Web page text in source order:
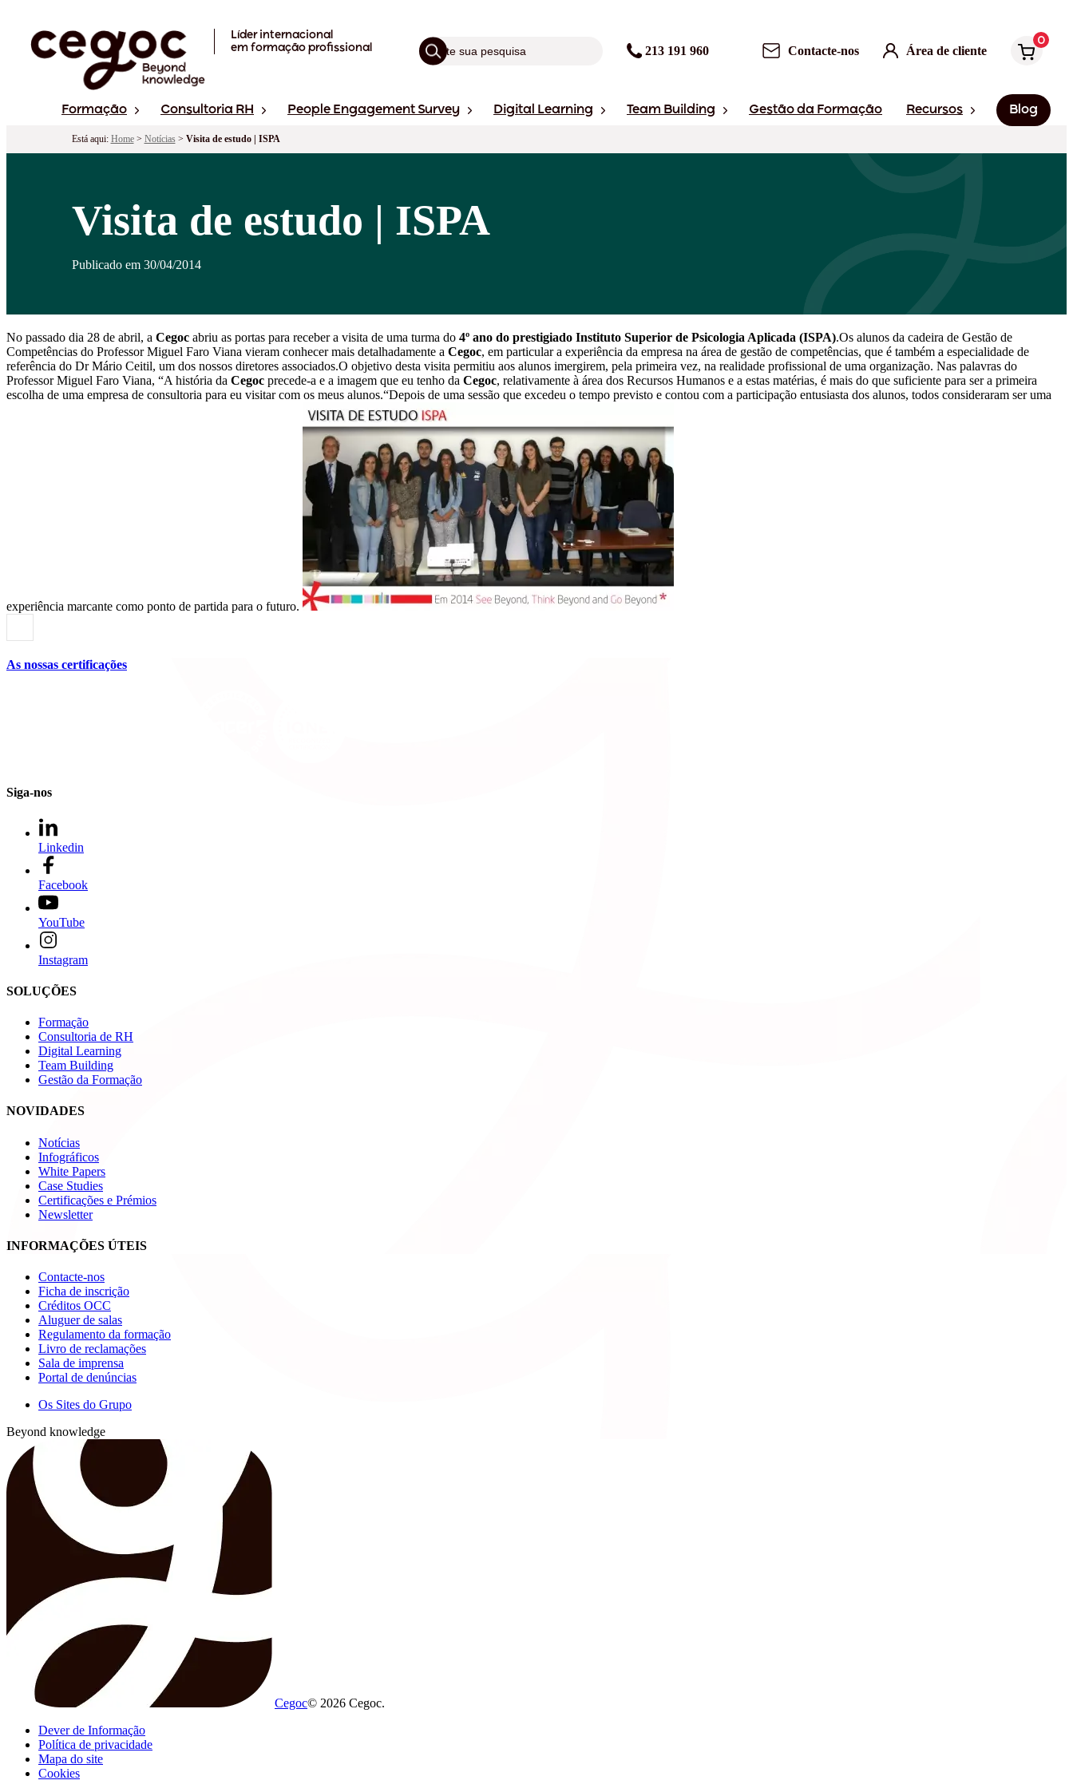
Líder internacional
em formação profissional
213 191 960 Contacte-nos Área de cliente
0
Formação Consultoria RH People Engagement Survey Digital Learning Team Building Gestão da Formação Recursos Blog
Está aqui: Home> Notícias> Visita de estudo | ISPA
Visita de estudo | ISPA
Publicado em 30/04/2014
No passado dia 28 de abril, a Cegoc abriu as portas para receber a visita de uma turma do 4º ano do prestigiado Instituto Superior de Psicologia Aplicada (ISPA).Os alunos da cadeira de Gestão de
Competências do Professor Miguel Faro Viana vieram conhecer mais detalhadamente a Cegoc, em particular a experiência da empresa na área de gestão de competências, que é também a especialidade de
referência do Dr Mário Ceitil, um dos nossos diretores associados.O objetivo desta visita permitiu aos alunos imergirem, pela primeira vez, na realidade profissional de uma organização. Nas palavras do
Professor Miguel Faro Viana, “A história da Cegoc precede-a e a imagem que eu tenho da Cegoc, relativamente à área dos Recursos Humanos e a estas matérias, é mais do que suficiente para ser a primeira
escolha de uma empresa de consultoria para eu visitar com os meus alunos.“Depois de uma sessão que excedeu o tempo previsto e contou com a participação entusiasta dos alunos, todos consideraram ser uma
experiência marcante como ponto de partida para o futuro.
As nossas certificações
Siga-nos
Linkedin
Facebook
YouTube
Instagram
SOLUÇÕES
Formação
Consultoria de RH
Digital Learning
Team Building
Gestão da Formação
NOVIDADES
Notícias
Infográficos
White Papers
Case Studies
Certificações e Prémios
Newsletter
INFORMAÇÕES ÚTEIS
Contacte-nos
Ficha de inscrição
Créditos OCC
Aluguer de salas
Regulamento da formação
Livro de reclamações
Sala de imprensa
Portal de denúncias
Os Sites do Grupo
Beyond knowledge
Cegoc© 2026 Cegoc.
Dever de Informação
Política de privacidade
Mapa do site
Cookies